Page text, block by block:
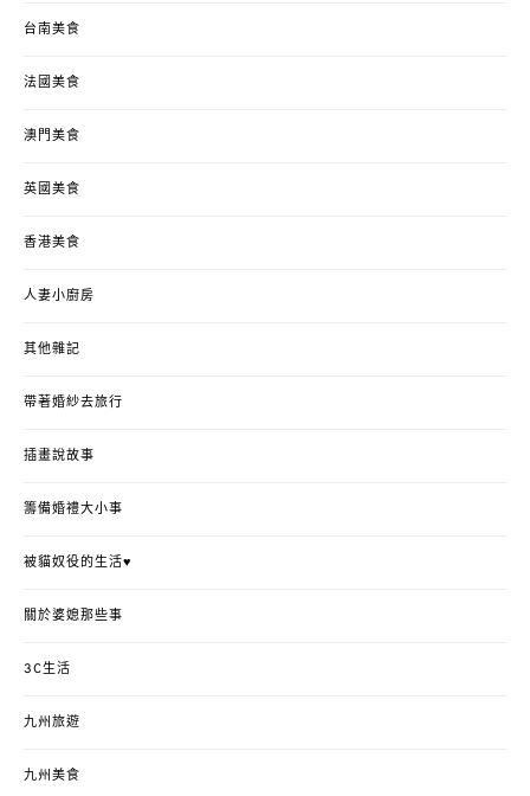
台南美食
法國美食
澳門美食
英國美食
香港美食
人妻小廚房
其他雜記
帶著婚紗去旅行
插畫說故事
籌備婚禮大小事
被貓奴役的生活♥
關於婆媳那些事
3C生活
九州旅遊
九州美食